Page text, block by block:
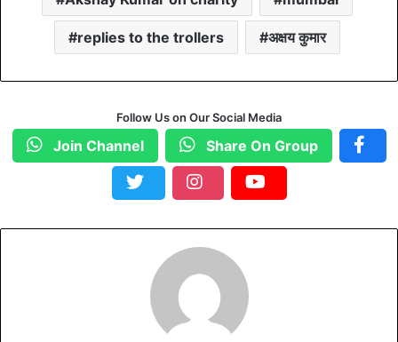
replies to the trollers अक्षय कुमार
Follow Us on Our Social Media
Join Channel Share On Group